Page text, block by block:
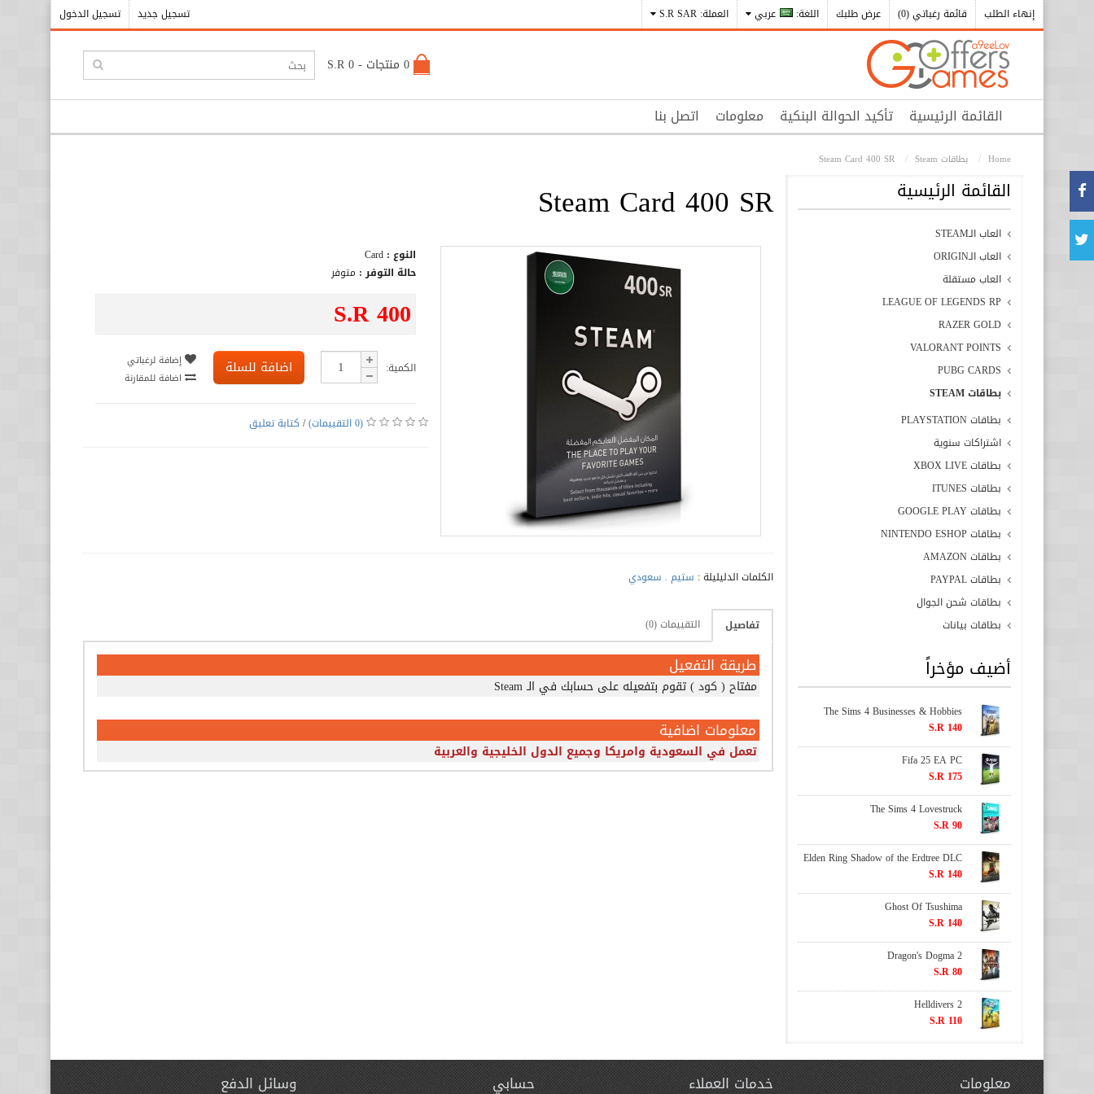
عرض طلبك قائمة رغباتي (0) إنهاء الطلب اللغة: عربي العملة: S.R SAR تسجيل الدخول تسجيل جديد
0 منتجات - S.R 0
القائمة الرئيسية تأكيد الحوالة البنكية معلومات اتصل بنا
Home بطاقات Steam Steam Card 400 SR
القائمة الرئيسية
العاب الـSTEAM
العاب الـORIGIN
العاب مستقلة
LEAGUE OF LEGENDS RP
RAZER GOLD
VALORANT POINTS
PUBG CARDS
بطاقات STEAM
بطاقات PLAYSTATION
اشتراكات سنوية
بطاقات XBOX LIVE
بطاقات ITUNES
بطاقات GOOGLE PLAY
بطاقات NINTENDO ESHOP
بطاقات AMAZON
بطاقات PAYPAL
بطاقات شحن الجوال
بطاقات بيانات
أضيف مؤخراً
The Sims 4 Businesses & Hobbies
S.R 140
Fifa 25 EA PC
S.R 175
The Sims 4 Lovestruck
S.R 90
Elden Ring Shadow of the Erdtree DLC
S.R 140
Ghost Of Tsushima
S.R 140
Dragon's Dogma 2
S.R 80
Helldivers 2
S.R 110
Steam Card 400 SR
النوع : Card
حالة التوفر : متوفر
S.R 400
الكمية: اضافة للسلة
إضافة لرغباتي
اضافة للمقارنة
(0 التقييمات) / كتابة تعليق
الكلمات الدليليلة : ستيم . سعودي
تفاصيل التقييمات (0)
طريقة التفعيل
مفتاح ( كود ) تقوم بتفعيله على حسابك في الـ Steam
معلومات اضافية
تعمل في السعودية وامريكا وجميع الدول الخليجية والعربية
معلومات خدمات العملاء حسابي وسائل الدفع